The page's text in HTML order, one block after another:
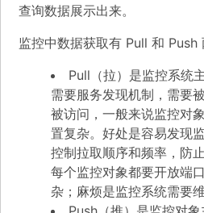
查询数据展示出来。
监控中数据获取有 Pull 和 Push
Pull（拉）是监控系统
需要服务发现机制，需要
被访问，一般来说监控对
置复杂。好处是容易发现
控制拉取顺序和频率，防
每个监控对象都要开放端
杂；麻烦是监控系统需要